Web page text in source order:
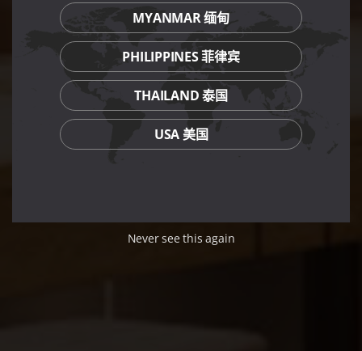
MYANMAR 缅甸
PHILIPPINES 菲律宾
THAILAND 泰国
USA 美国
Never see this again